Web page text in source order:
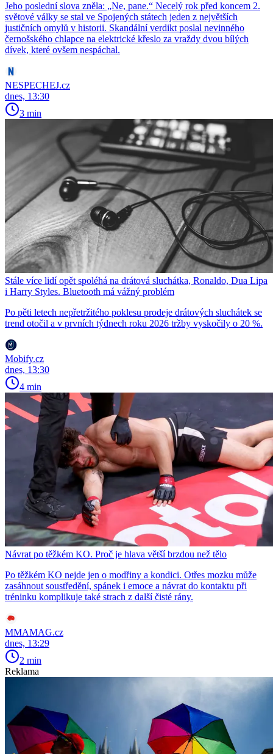
Jeho poslední slova zněla: „Ne, pane.“ Necelý rok před koncem 2.
světové války se stal ve Spojených státech jeden z největších
justičních omylů v historii. Skandální verdikt poslal nevinného
černošského chlapce na elektrické křeslo za vraždy dvou bílých
dívek, které ovšem nespáchal.
NESPECHEJ.cz
dnes, 13:30
3 min
Stále více lidí opět spoléhá na drátová sluchátka, Ronaldo, Dua Lipa
i Harry Styles. Bluetooth má vážný problém
Po pěti letech nepřetržitého poklesu prodeje drátových sluchátek se
trend otočil a v prvních týdnech roku 2026 tržby vyskočily o 20 %.
Mobify.cz
dnes, 13:30
4 min
Návrat po těžkém KO. Proč je hlava větší brzdou než tělo
Po těžkém KO nejde jen o modřiny a kondici. Otřes mozku může
zasáhnout soustředění, spánek i emoce a návrat do kontaktu při
tréninku komplikuje také strach z další čisté rány.
MMAMAG.cz
dnes, 13:29
2 min
Reklama